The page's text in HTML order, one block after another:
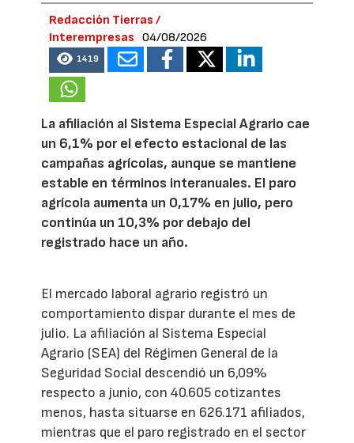
Redacción Tierras /
Interempresas
04/08/2026
1419
La afiliación al Sistema Especial Agrario cae
un 6,1% por el efecto estacional de las
campañas agrícolas, aunque se mantiene
estable en términos interanuales. El paro
agrícola aumenta un 0,17% en julio, pero
continúa un 10,3% por debajo del
registrado hace un año.
El mercado laboral agrario registró un
comportamiento dispar durante el mes de
julio. La afiliación al Sistema Especial
Agrario (SEA) del Régimen General de la
Seguridad Social descendió un 6,09%
respecto a junio, con 40.605 cotizantes
menos, hasta situarse en 626.171 afiliados,
mientras que el paro registrado en el sector